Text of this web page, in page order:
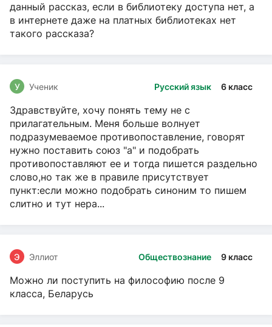
данный рассказ, если в библиотеку доступа нет, а
в интернете даже на платных библиотеках нет
такого рассказа?
Русский язык 6 класс
У Ученик
Здравствуйте, хочу понять тему не с
прилагательным. Меня больше волнует
подразумеваемое противопоставление, говорят
нужно поставить союз "а" и подобрать
противопоставляют ее и тогда пишется раздельно
слово,но так же в правиле присутствует
пункт:если можно подобрать синоним то пишем
слитно и тут нера...
Обществознание 9 класс
Э Эллиот
Можно ли поступить на философию после 9
класса, Беларусь